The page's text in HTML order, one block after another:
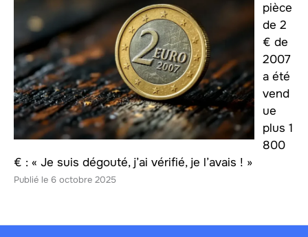
pièce
de 2
€ de
2007
a été
vend
ue
plus 1
800
€ : « Je suis dégouté, j’ai vérifié, je l’avais ! »
6 octobre 2025